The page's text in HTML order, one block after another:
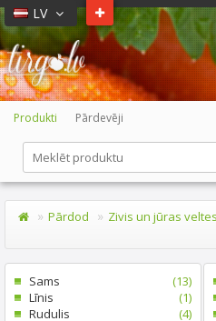
LV
Produkti Pārdevēji
Pārdod Zivis un jūras veltes
Sams
(13)
Līnis
(1)
Rudulis
(4)